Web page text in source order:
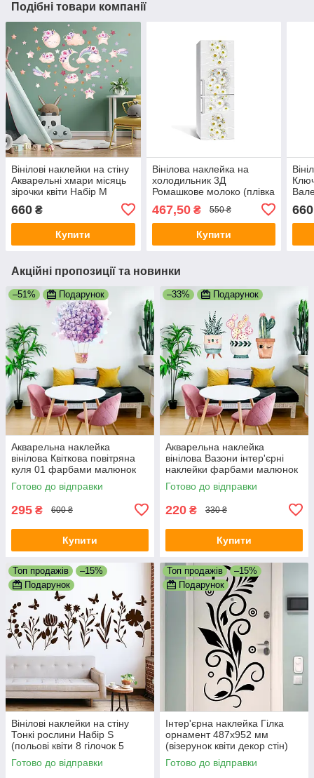
Подібні товари компанії
Вінілові наклейки на стіну
Акварельні хмари місяць
зірочки квіти Набір М
660 ₴
Купити
Вінілова наклейка на
холодильник 3Д
Ромашкове молоко (плівка
650х2000 мм квіти Білий
467,50₴ 550 ₴
Купити
660
Акційні пропозиції та новинки
–51% Подарунок
Акварельна наклейка
вінілова Квіткова повітряна
куля 01 фарбами малюнок
ПВХ 550х680мм матова
Готово до відправки
295 ₴ 600 ₴
Купити
–33% Подарунок
Акварельна наклейка
вінілова Вазони інтер'єрні
наклейки фарбами малюнок
ПВХ 540х390мм матова
Готово до відправки
220 ₴ 330 ₴
Купити
Топ продажів
–15%
Подарунок
Вінілові наклейки на стіну
Тонкі рослини Набір S
(польові квіти 8 гілочок 5
метеликів) матова
Коричневий
Готово до відправки
Топ продажів
–15%
Подарунок
Інтер'єрна наклейка Гілка
орнамент 487х952 мм
(візерунок квіти декор стін)
Happy Pocket Чорний
матовий
Готово до відправки